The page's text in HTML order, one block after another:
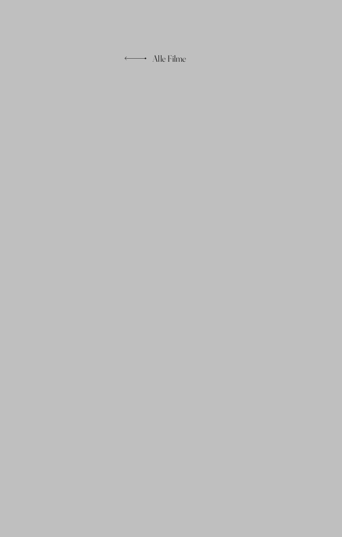
Alle Filme